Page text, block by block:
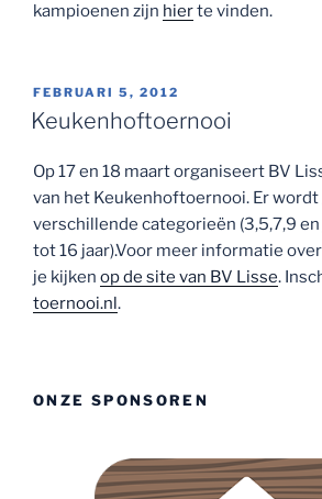
kampioenen zijn hierte vinden.
GEPLAATST
OP
FEBRUARI 5, 2012
Keukenhoftoernooi
Op 17 en 18 maart organiseert BV
van het Keukenhoftoernooi. Er
verschillende categorieën (3,5,7,9
tot 16 jaar).Voor meer informatie
je kijken op de site van BV Lisse.
toernooi.nl.
ONZE SPONSOREN